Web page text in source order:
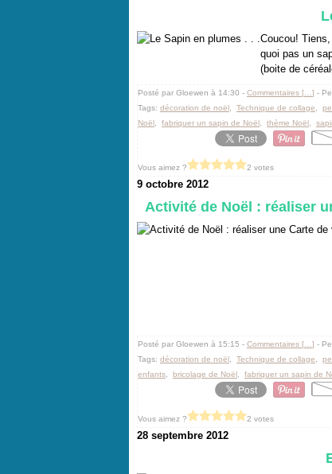
Coucou!
quoi pas un
(boite de
Posté par Gloewen à 14:30 - Commentaires [ ] -
Tags: décoration de noël Technique de collage
Noël
fabriquer un sapin de Noël thème Noël
Vous aimez ? 2 votes
9 octobre 2012
Activité de Noël : réaliser
Posté par Gloewen à 15:15 - Commentaires [ ] -
Tags: décoration de noël Technique de collage
enfants
bricolage de Noël fabriquer un sapin de
Vous aimez ? 2 votes
28 septembre 2012